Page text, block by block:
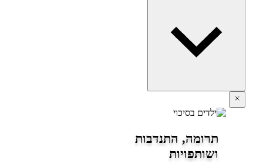
תרומה, התנדבות
ושותפויות